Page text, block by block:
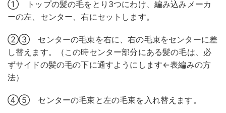
① トップの髪の毛をとり3つにわけ、編み込みメーカ
ーの左、センター、右にセットします。
②③ センターの毛束を右に、右の毛束をセンターに差
し替えます。（この時センター部分にある髪の毛は、必
ずサイドの髪の毛の下に通すようにします←表編みの方
法）
④⑤ センターの毛束と左の毛束を入れ替えます。